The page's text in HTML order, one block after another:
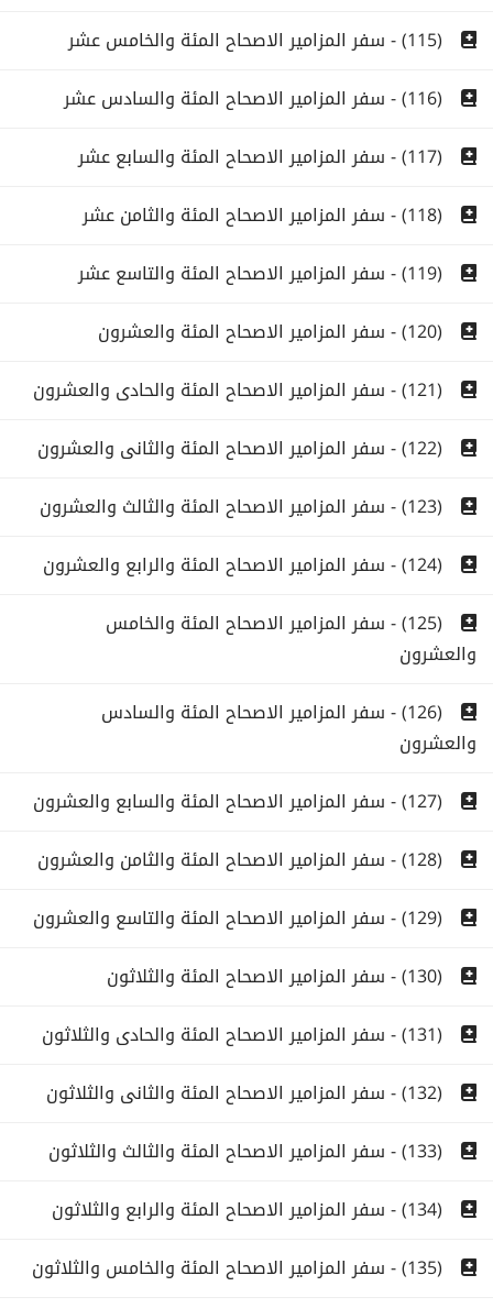
(115) - سفر المزامير الاصحاح المئة والخامس عشر
(116) - سفر المزامير الاصحاح المئة والسادس عشر
(117) - سفر المزامير الاصحاح المئة والسابع عشر
(118) - سفر المزامير الاصحاح المئة والثامن عشر
(119) - سفر المزامير الاصحاح المئة والتاسع عشر
(120) - سفر المزامير الاصحاح المئة والعشرون
(121) - سفر المزامير الاصحاح المئة والحادى والعشرون
(122) - سفر المزامير الاصحاح المئة والثانى والعشرون
(123) - سفر المزامير الاصحاح المئة والثالث والعشرون
(124) - سفر المزامير الاصحاح المئة والرابع والعشرون
(125) - سفر المزامير الاصحاح المئة والخامس
والعشرون
(126) - سفر المزامير الاصحاح المئة والسادس
والعشرون
(127) - سفر المزامير الاصحاح المئة والسابع والعشرون
(128) - سفر المزامير الاصحاح المئة والثامن والعشرون
(129) - سفر المزامير الاصحاح المئة والتاسع والعشرون
(130) - سفر المزامير الاصحاح المئة والثلاثون
(131) - سفر المزامير الاصحاح المئة والحادى والثلاثون
(132) - سفر المزامير الاصحاح المئة والثانى والثلاثون
(133) - سفر المزامير الاصحاح المئة والثالث والثلاثون
(134) - سفر المزامير الاصحاح المئة والرابع والثلاثون
(135) - سفر المزامير الاصحاح المئة والخامس والثلاثون